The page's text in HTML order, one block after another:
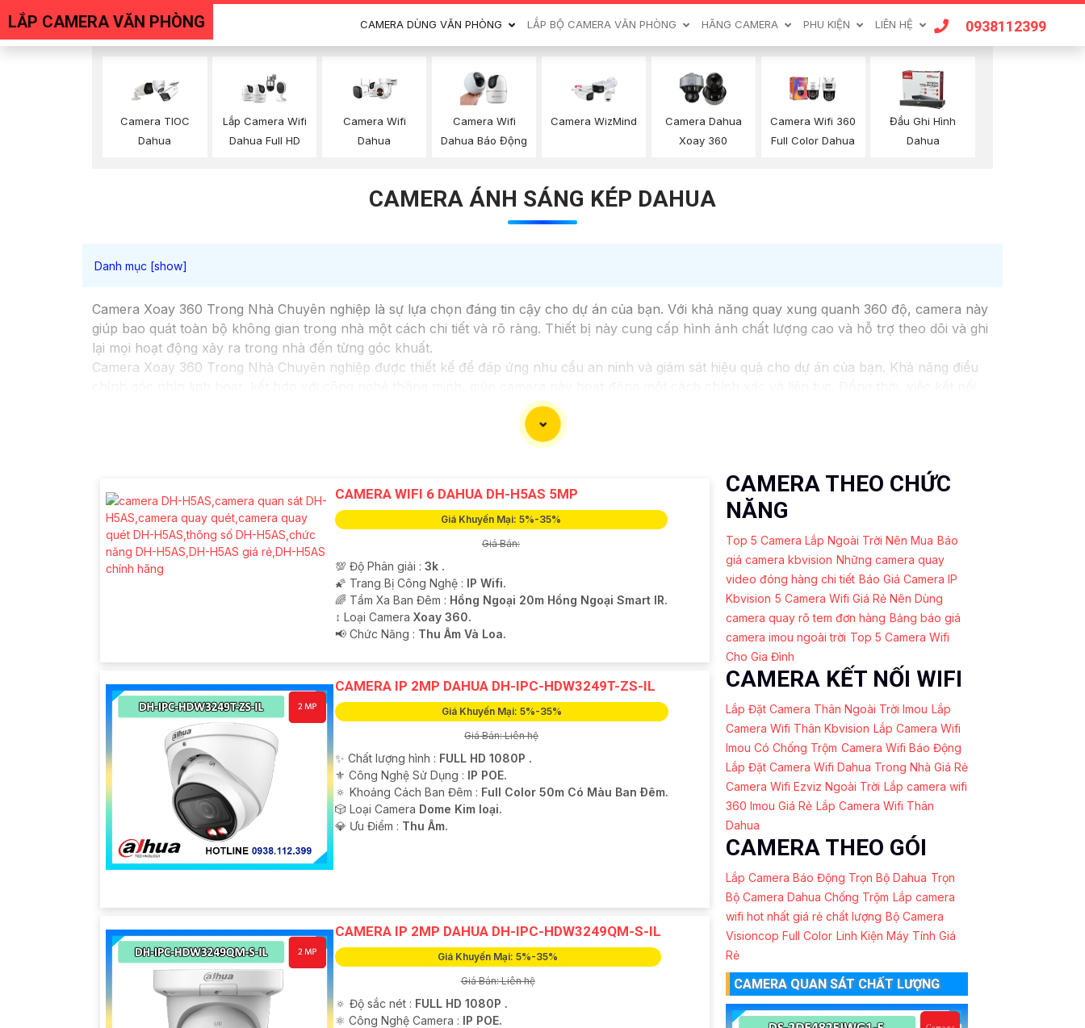
LẮP CAMERA VĂN PHÒNG CAMERA DÙNG VĂN PHÒNG LẮP BỘ CAMERA VĂN PHÒNG HÃNG CAMERA PHU KIỆN LIÊN HỆ 0938112399
Camera TIOC
Dahua
Lắp Camera Wifi
Dahua Full HD
Camera Wifi
Dahua
Camera Wifi
Dahua Báo Động
Camera WizMind
Camera Dahua
Xoay 360
Camera Wifi 360
Full Color Dahua
Đầu Ghi Hình
Dahua
CAMERA ÁNH SÁNG KÉP DAHUA
Camera Xoay 360 Trong Nhà Chuyên nghiệp là sự lựa chọn đáng tin cậy cho dự án của bạn. Với khả năng quay xung quanh 360 độ, camera này
giúp bao quát toàn bộ không gian trong nhà một cách chi tiết và rõ ràng. Thiết bị này cung cấp hình ảnh chất lượng cao và hỗ trợ theo dõi và ghi
lại mọi hoạt động xảy ra trong nhà đến từng góc khuất.
Camera Xoay 360 Trong Nhà Chuyên nghiệp được thiết kế để đáp ứng nhu cầu an ninh và giám sát hiệu quả cho dự án của bạn. Khả năng điều
dễ dàng với hệ thống lưu trữ và điều khiển từ xa thông qua ứng dụng di động giúp quản lý dữ liệu và kiểm soát camera một cách nhanh chóng và
Với Camera Xoay 360 Trong Nhà Chuyên nghiệp, dự án của bạn sẽ được bảo vệ tốt và mọi hoạt động sẽ được giám sát một cách chuyên nghiệp,
CAMERA WIFI 6 DAHUA DH-H5AS 5MP
Giá Khuyến Mại: 5%-35%
Giá Bán:
💯 Độ Phân giải : 3k .
🌠 Trang Bị Công Nghệ : IP Wifi.
🌈 Tầm Xa Ban Đêm : Hồng Ngoại 20m Hồng Ngoại Smart IR.
↕️ Loại Camera Xoay 360.
️📢 Chức Năng : Thu Âm Và Loa.
CAMERA IP 2MP DAHUA DH-IPC-HDW3249T-ZS-IL
Giá Khuyến Mại: 5%-35%
Giá Bán: Liên hệ
✨ Chất lượng hình : FULL HD 1080P .
⚜️ Công Nghệ Sử Dụng : IP POE.
🔅 Khoảng Cách Ban Đêm : Full Color 50m Có Màu Ban Ðêm.
🎲 Loại Camera Dome Kim loại.
️💎 Ưu Điểm : Thu Âm.
CAMERA IP 2MP DAHUA DH-IPC-HDW3249QM-S-IL
Giá Khuyến Mại: 5%-35%
Giá Bán: Liên hệ
🔅 Độ sắc nét : FULL HD 1080P .
⚛️ Công Nghệ Camera : IP POE.
CAMERA THEO CHỨC
NĂNG
Top 5 Camera Lắp Ngoài Trời Nên Mua Báo
giá camera kbvision Những camera quay
video đóng hàng chi tiết Báo Giá Camera IP
Kbvision 5 Camera Wifi Giá Rẻ Nên Dùng
camera quay rõ tem đơn hàng Bảng báo giá
camera imou ngoài trời Top 5 Camera Wifi
Cho Gia Đình
CAMERA KẾT NỐI WIFI
Lắp Đặt Camera Thân Ngoài Trời Imou Lắp
Camera Wifi Thân Kbvision Lắp Camera Wifi
Imou Có Chống Trộm Camera Wifi Báo Động
Lắp Đặt Camera Wifi Dahua Trong Nhà Giá Rẻ
Camera Wifi Ezviz Ngoài Trời Lắp camera wifi
360 Imou Giá Rẻ Lắp Camera Wifi Thân
Dahua
CAMERA THEO GÓI
Lắp Camera Báo Động Trọn Bộ Dahua Trọn
Bộ Camera Dahua Chống Trộm Lắp camera
wifi hot nhất giá rẻ chất lượng Bộ Camera
Visioncop Full Color Linh Kiện Máy Tính Giá
Rẻ
CAMERA QUAN SÁT CHẤT LƯỢNG